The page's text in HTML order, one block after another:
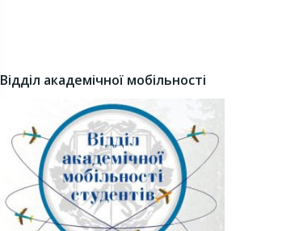
Відділ академічної мобільності